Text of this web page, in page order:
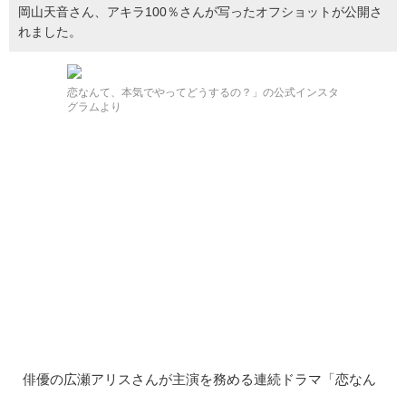
岡山天音さん、アキラ100％さんが写ったオフショットが公開さ
れました。
恋なんて、本気でやってどうするの？」の公式インスタ
グラムより
俳優の広瀬アリスさんが主演を務める連続ドラマ「恋なん